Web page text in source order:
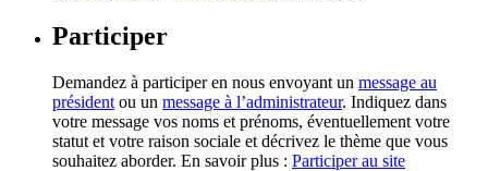
Participer
Demandez à participer en nous envoyant un message au
président ou un message à l’administrateur. Indiquez dans
votre message vos noms et prénoms, éventuellement votre
statut et votre raison sociale et décrivez le thème que vous
souhaitez aborder. En savoir plus : Participer au site